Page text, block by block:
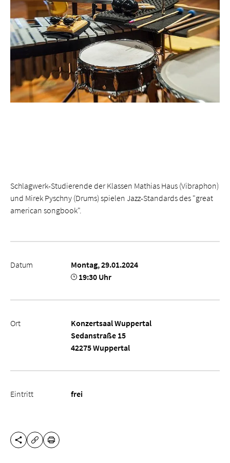
Schlagwerk-Studierende der Klassen Mathias Haus (Vibraphon)
und Mirek Pyschny (Drums) spielen Jazz-Standards des "great
american songbook".
Datum
Montag, 29.01.2024
19:30 Uhr
Ort
Konzertsaal Wuppertal
Sedanstraße 15
42275 Wuppertal
Eintritt frei
DIESE SEITE TEILEN
URL KOPIEREN
DRUCKEN